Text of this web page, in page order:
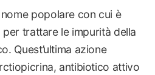
nome popolare con cui è
trattare le impurità della
Quest’ultima azione
antibiotico attivo